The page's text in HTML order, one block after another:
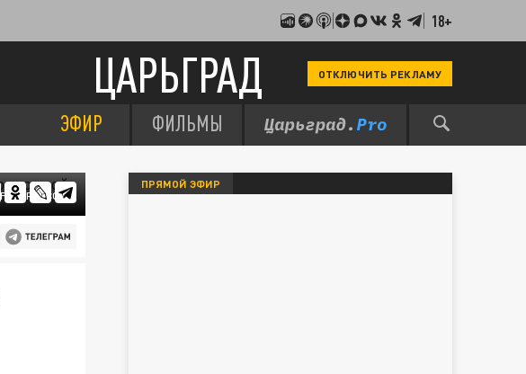
18+
ЦАРЬГРАД ОТКЛЮЧИТЬ РЕКЛАМУ
ЭФИР ФИЛЬМЫ
FREEPIK.COM
ПРЯМОЙ ЭФИР